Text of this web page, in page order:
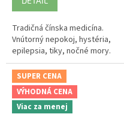
Tradičná čínska medicína.
Vnútorný nepokoj, hystéria,
epilepsia, tiky, nočné mory.
SUPER CENA
VÝHODNÁ CENA
Viac za menej